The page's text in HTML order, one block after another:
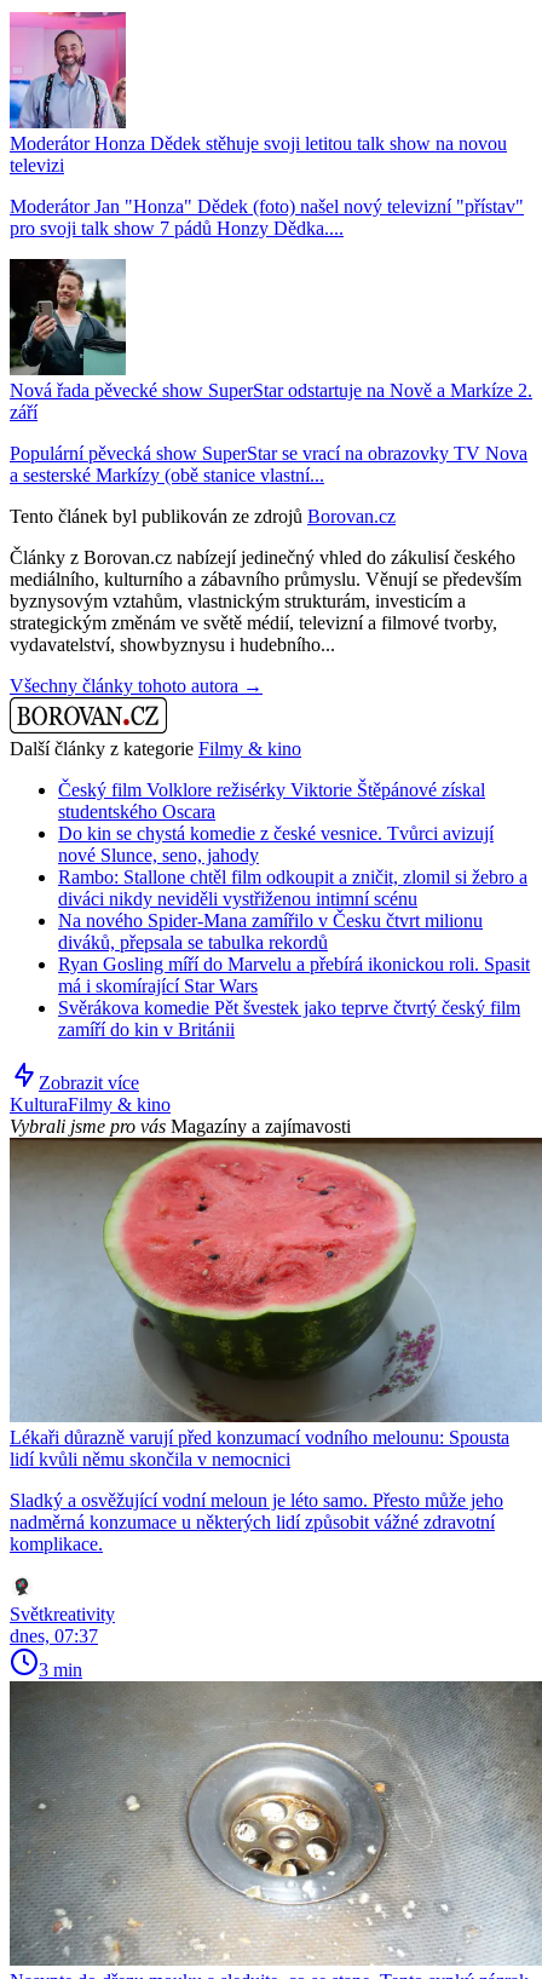
Moderátor Honza Dědek stěhuje svoji letitou talk show na novou
televizi
Moderátor Jan "Honza" Dědek (foto) našel nový televizní "přístav"
pro svoji talk show 7 pádů Honzy Dědka....
Nová řada pěvecké show SuperStar odstartuje na Nově a Markíze 2.
září
Populární pěvecká show SuperStar se vrací na obrazovky TV Nova
a sesterské Markízy (obě stanice vlastní...
Tento článek byl publikován ze zdrojů Borovan.cz
Články z Borovan.cz nabízejí jedinečný vhled do zákulisí českého
mediálního, kulturního a zábavního průmyslu. Věnují se především
byznysovým vztahům, vlastnickým strukturám, investicím a
strategickým změnám ve světě médií, televizní a filmové tvorby,
vydavatelství, showbyznysu i hudebního...
Všechny články tohoto autora →
Další články z kategorie Filmy & kino
Český film Volklore režisérky Viktorie Štěpánové získal
studentského Oscara
Do kin se chystá komedie z české vesnice. Tvůrci avizují
nové Slunce, seno, jahody
Rambo: Stallone chtěl film odkoupit a zničit, zlomil si žebro a
diváci nikdy neviděli vystřiženou intimní scénu
Na nového Spider-Mana zamířilo v Česku čtvrt milionu
diváků, přepsala se tabulka rekordů
Ryan Gosling míří do Marvelu a přebírá ikonickou roli. Spasit
má i skomírající Star Wars
Svěrákova komedie Pět švestek jako teprve čtvrtý český film
zamíří do kin v Británii
Zobrazit více
KulturaFilmy & kino
Vybrali jsme pro vás Magazíny a zajímavosti
Lékaři důrazně varují před konzumací vodního melounu: Spousta
lidí kvůli němu skončila v nemocnici
Sladký a osvěžující vodní meloun je léto samo. Přesto může jeho
nadměrná konzumace u některých lidí způsobit vážné zdravotní
komplikace.
Světkreativity
dnes, 07:37
3 min